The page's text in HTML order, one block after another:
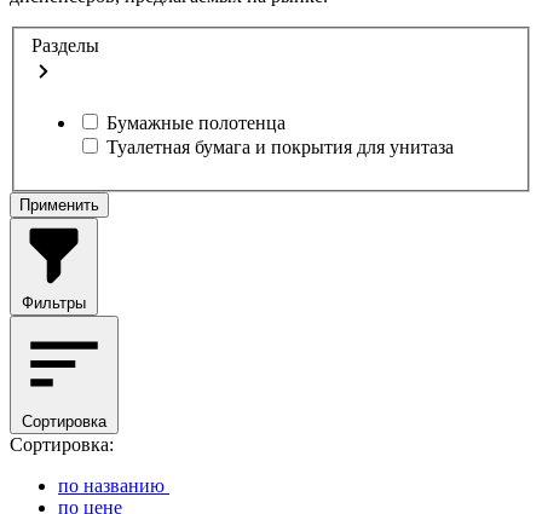
Разделы
Бумажные полотенца
Туалетная бумага и покрытия для унитаза
Применить
Фильтры
Сортировка
Сортировка:
по названию
по цене